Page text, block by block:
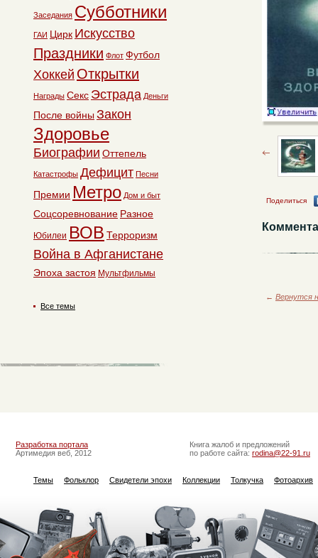
Поделиться
← Вернутся
Заседания Субботники
ГАИ Цирк Искусство
Праздники Флот Футбол
Хоккей Открытки
Награды Секс Эстрада Деньги
После войны Закон
Здоровье
Биографии Оттепель
Катастрофы Дефицит Песни
Премии Метро Дом и быт
Соцсоревнование Разное
Юбилеи ВОВ Терроризм
Война в Афганистане
Эпоха застоя Мультфильмы
Все темы
Разработка портала
Артимедия веб, 2012
Книга жалоб и предложений
по работе сайта: rodina@22-91.ru
Темы Фольклор Свидетели эпохи Коллекции Толкучка Фотоархив